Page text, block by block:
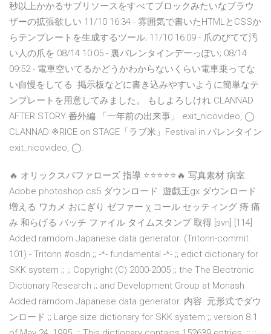
秒以上かかるサブリソースをすべてブロックみたいなブラウ
ザーの拡張欲しい 11/10 16:34 - 雰囲気で書いたHTMLとCSSか
らテンプレートを生成するツール; 11/10 16:09 - 爪のびてて汚
い人の爪を 08/14 10:05 - 裏バレンタインデーっぽい; 08/14
09:52 - 電車空いてるかどうかわからないくらい電車乗ってな
い自慢をしてる 掲示板などに書き込みやすいように簡単なテ
ンプレートを用意してみました。 もしよろしけれ CLANNAD
AFTER STORY 番外編 「一年前の出来事」 exit_nicovideo, ◯.
CLANNAD ※RICE on STAGE「ラブ米」Festival in バレンタイン
exit_nicovideo, ◯.
🔥 オリックスバファローズ 指導 ⭐⭐⭐⭐⭐🔥 写真素材 病室.
Adobe photoshop cs5 ダウンロード. 遊戯王gx ダウンロード.
増える ワカメ おにぎり ゼファー χ コール セッティング 痔 痛
み 和らげる バッチ ファイル タイムスタンプ 取得 [svn] [114]
Added ramdom Japanese data generator. (Tritonn-commit
101) - Tritonn #osdn ;; -*- fundamental -*- ;; edict dictionary for
SKK system ;; ;; Copyright (C) 2000-2005 ;; the The Electronic
Dictionary Research ;; and Development Group at Monash
Added ramdom Japanese data generator. 内容. 元形式でダウ
ンロード ;; Large size dictionary for SKK system ;; version 8.1